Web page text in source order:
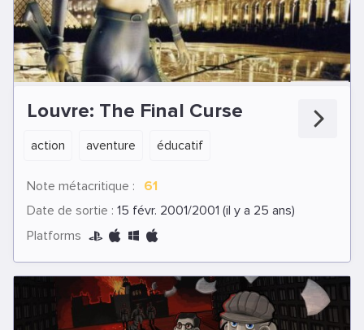
Louvre: The Final Curse
action aventure éducatif
Note métacritique :
61
Date de sortie : 15 févr. 2001/2001 (il y a 25 ans)
Platforms